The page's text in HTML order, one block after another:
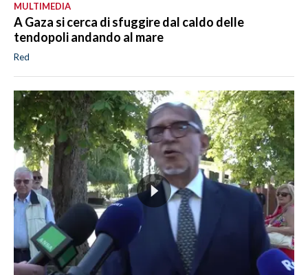
MULTIMEDIA
A Gaza si cerca di sfuggire dal caldo delle
tendopoli andando al mare
Red